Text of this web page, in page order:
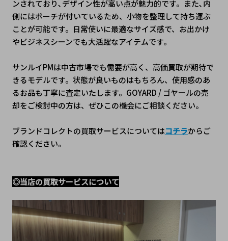
ンされており､デザイン性が高い点が魅力的です。また､内
側にはポーチが付いているため、小物を整理して持ち運ぶ
ことが可能です。日常使いに最適なサイズ感で、お出かけ
やビジネスシーンでも大活躍なアイテムです。
サンルイPMは中古市場でも需要が高く、高価買取が期待で
きるモデルです。状態が良いものはもちろん、使用感のあ
るお品も丁寧に査定いたします。GOYARD / ゴヤールの売
却をご検討中の方は、ぜひこの機会にご相談ください。
ブランドコレクトの買取サービスについてはコチラからご
確認ください。
◎当店の買取サービスについて